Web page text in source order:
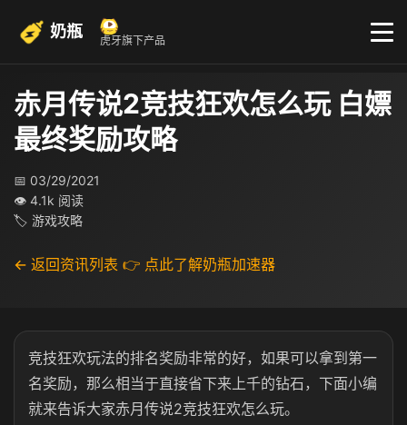
奶瓶 虎牙旗下产品
赤月传说2竞技狂欢怎么玩 白嫖
最终奖励攻略
📅 03/29/2021
👁 4.1k 阅读
🏷 游戏攻略
← 返回资讯列表 👉 点此了解奶瓶加速器
竞技狂欢玩法的排名奖励非常的好，如果可以拿到第一
名奖励，那么相当于直接省下来上千的钻石，下面小编
就来告诉大家赤月传说2竞技狂欢怎么玩。